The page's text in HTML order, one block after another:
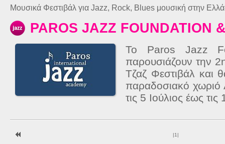
Μουσικά Φεστιβάλ για Jazz, Rock, Blues μουσική στην
PAROS JAZZ FOUNDATION
Το Paros Jazz
παρουσιάζουν την
Τζαζ Φεστιβάλ και
παραδοσιακό
τις 5 Ιούλιος έως
|1 |